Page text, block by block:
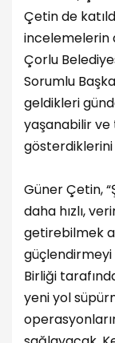
Çetin de
incelemelerin
Çorlu
Sorumlu
geldikleri
yaşanabilir ve
Güner Çetin,
daha hızlı,
getirebilmek
güçlendirmeyi
Birliği
yeni yol